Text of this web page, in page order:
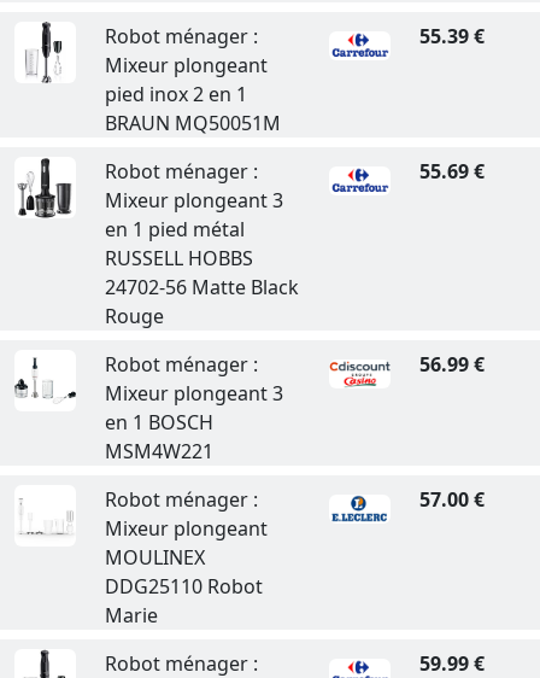
Robot ménager :
Mixeur plongeant
pied inox 2 en 1
BRAUN MQ50051M
55.39 €
Robot ménager :
Mixeur plongeant 3
en 1 pied métal
RUSSELL HOBBS
24702-56 Matte Black
Rouge
55.69 €
Robot ménager :
Mixeur plongeant 3
en 1 BOSCH
MSM4W221
56.99 €
Robot ménager :
Mixeur plongeant
MOULINEX
DDG25110 Robot
Marie
57.00 €
Robot ménager :
59.99 €